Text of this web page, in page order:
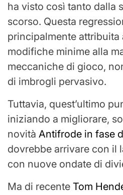
ha visto così tanto dalla
scorso. Questa
principalmente
modifiche minime alla
meccaniche di gioco,
di imbrogli pervasivo.
Tuttavia, quest’ultimo
iniziando a migliorare,
novità Antifrode in fase
dovrebbe arrivare con il
con nuove ondate di
Ma di recente Tom